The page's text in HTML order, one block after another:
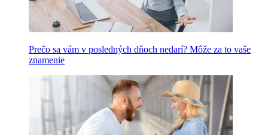
Prečo sa vám v posledných dňoch nedarí? Môže za to vaše
znamenie